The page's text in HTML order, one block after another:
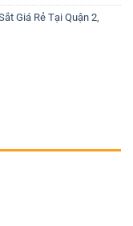
Giá Rẻ Tại Quận 2,